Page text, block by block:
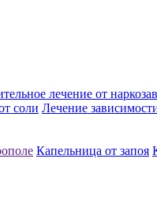
лечение от
соли Лечение
Капельница от запоя